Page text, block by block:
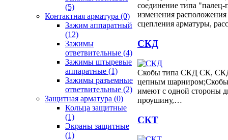
(5)
Контактная арматура (0)
Зажим аппаратный
(12)
Зажимы
ответвительные (4)
Зажимы штыревые
аппаратные (1)
Зажимы разъемные
ответвительные (2)
Защитная арматура (0)
Кольца защитные
(1)
Экраны защитные
(1)
соединение типа
изменения
сцепления арматуры,
СКД
Скобы типа СКД СК,
цепным
имеют с одной стороны
проушину,…
СКТ